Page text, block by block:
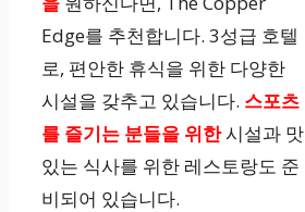
Edge를 추천합니다. 3성급 호텔
로, 편안한 휴식을 위한 다양한
시설을 갖추고 있습니다. 스포츠
를 즐기는 분들을 위한시설과 맛
있는 식사를 위한 레스토랑도 준
비되어 있습니다.